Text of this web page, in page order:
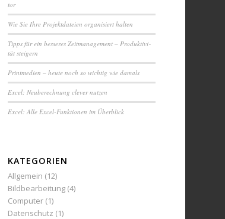
tor
Wie Sie Ihre Pro­jekt­da­tei­en or­ga­ni­siert halten
Tipps für ein besseres Zeit­ma­na­ge­ment – Pro­duk­ti­vi­
tät steigern
Printmedien – heute noch so wichtig wie damals
Excel: Neu­be­rech­nung clever nutzen
Excel: Alle Excel-Funktionen im Überblick
KATEGORIEN
Allgemein (12)
Bildbearbeitung (4)
Computer (1)
Datenschutz (1)